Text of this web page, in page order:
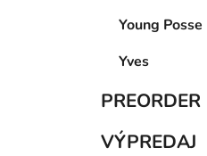
Young Posse
Yves
PREORDER
VÝPREDAJ